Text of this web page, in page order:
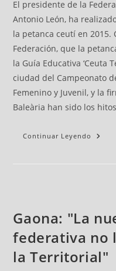
El presidente de la
Antonio León, ha
la petanca ceutí en 2015.
Federación, que la
la Guía Educativa ‘Ceuta
ciudad del Campeonato
Femenino y Juvenil, y la
Baleària han sido los
Continuar Leyendo
Gaona: "La
federativa no
la Territorial"